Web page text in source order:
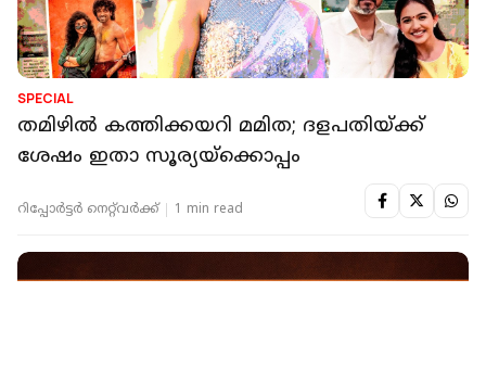
SPECIAL
തമിഴിൽ കത്തിക്കയറി മമിത; ദളപതിയ്ക്ക്
ശേഷം ഇതാ സൂര്യയ്‌ക്കൊപ്പം
റിപ്പോർട്ടർ നെറ്റ്‌വര്‍ക്ക്‌ 1 min read